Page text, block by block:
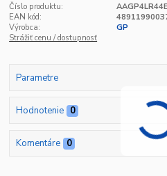
Číslo produktu:
EAN kód:
Výrobca:
GP
Strážiť cenu / dostupnosť
Parametre
Hodnotenie 0
Komentáre 0